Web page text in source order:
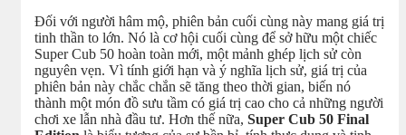
Đối với người hâm mộ, phiên bản cuối cùng này mang giá trị
tinh thần to lớn. Nó là cơ hội cuối cùng để sở hữu một chiếc
Super Cub 50 hoàn toàn mới, một mảnh ghép lịch sử còn
nguyên vẹn. Vì tính giới hạn và ý nghĩa lịch sử, giá trị của
phiên bản này chắc chắn sẽ tăng theo thời gian, biến nó
thành một món đồ sưu tầm có giá trị cao cho cả những người
chơi xe lẫn nhà đầu tư. Hơn thế nữa, Super Cub 50 Final